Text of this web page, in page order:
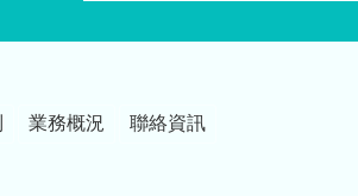
業務概況 聯絡資訊